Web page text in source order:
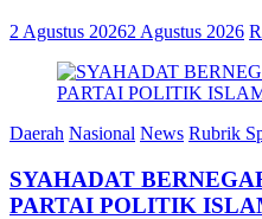
2 Agustus 20262 Agustus 2026
Daerah Nasional News Rubrik
SYAHADAT
PARTAI POLITIK